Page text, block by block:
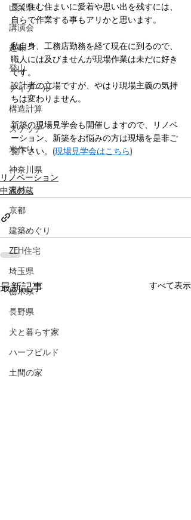
山梨県
講演会
趣味
登山
ディテール
構造計算
スケッチ
米作り
神奈川県
素材
京都
建築めぐり
ZEH住宅
埼玉県
栃木県
長野県
犬と暮らす家
ハーフビルド
土間の家
長く住む住まいに愛着や思い出を残すには、
自らで作業する事もアリかと思います。
私自身、工務店勤務を経て現在に到るので、
職人には及びませんが現場作業は未だに好き
です。
設計者の立場ですが、やはり現場主義の気持
ちは変わりません。
新築の現場見学会も開催しますので、リノベ
ーション、新築をお悩みの方は現場を是非ご
覧下さい。(現場見学会はこちら)
リノベーション
中沢の蔵
最新記事 すべて表示